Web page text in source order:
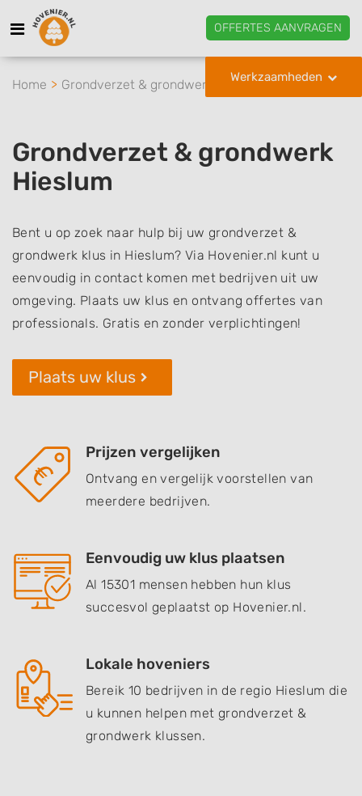
OFFERTES AANVRAGEN
Werkzaamheden
Home Grondverzet & grondwerk Hieslum
Grondverzet & grondwerk
Hieslum
Bent u op zoek naar hulp bij uw grondverzet &
grondwerk klus in Hieslum? Via Hovenier.nl kunt u
eenvoudig in contact komen met bedrijven uit uw
omgeving. Plaats uw klus en ontvang offertes van
professionals. Gratis en zonder verplichtingen!
Plaats uw klus
Prijzen vergelijken
Ontvang en vergelijk voorstellen van
meerdere bedrijven.
Eenvoudig uw klus plaatsen
Al 15301 mensen hebben hun klus
succesvol geplaatst op Hovenier.nl.
Lokale hoveniers
Bereik 10 bedrijven in de regio Hieslum die
u kunnen helpen met grondverzet &
grondwerk klussen.